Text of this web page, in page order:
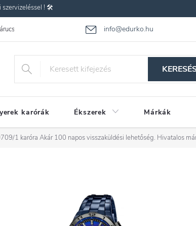
szervizeléssel ! 🛠️
info@edurko.hu
Gyakran ismételt kérdések
karórák Ékszerek Márkák
1 karóra Akár 100 napos visszaküldési lehetőség. Hivatalos